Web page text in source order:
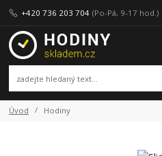
+420 736 203 704 (Po-Pá, 9-17 hod.)
Úvod Hodiny